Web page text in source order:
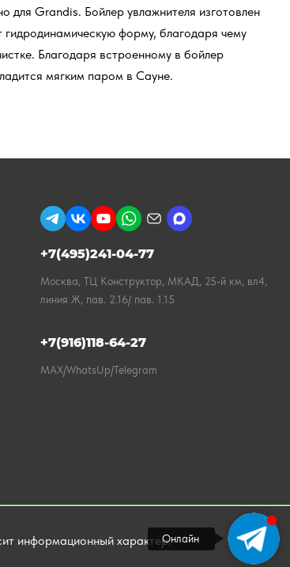
для Grandis. Бойлер увлажнителя изготовлен
форму, благодаря чему
Благодаря встроенному в бойлер
мягким паром в Сауне.
Онлайн
+7(495)241-04-77
Москва, ТЦ Конструктор, МКАД, 25-й км, вл4,
линия Ж, пав. 2.16/ пав. 1.15
+7(916)118-64-27
MAX/WhatsUp/Telegram
информационный характер.